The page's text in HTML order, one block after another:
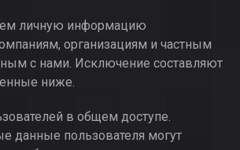
личную информацию
организациям и частным
с нами. Исключение составляют
ниже.
в общем доступе.
данные пользователя могут